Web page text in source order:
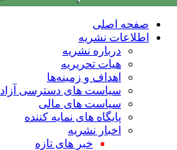
صفحه اصلی
اطلاعات نشریه
درباره نشریه
هیات تحریریه
اهداف و زمینه‌ها
سیاست های دسترسی آزاد
سیاست های مالی
پایگاه های نمایه کننده
اخبار نشریه
خبر های تازه